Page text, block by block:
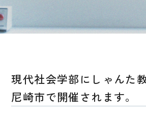
現代社会学部にしゃんた
尼崎市で開催されます。